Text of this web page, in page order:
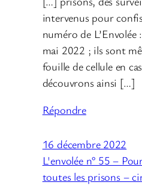
intervenus pour
numéro de
mai 2022 ; ils sont
fouille de cellule en
découvrons ainsi […]
Répondre
16 décembre 2022
L'envolée n° 55 –
toutes les prisons –